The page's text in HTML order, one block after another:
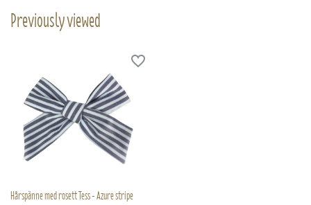
Previously viewed
Hårspänne med rosett Tess - Azure stripe